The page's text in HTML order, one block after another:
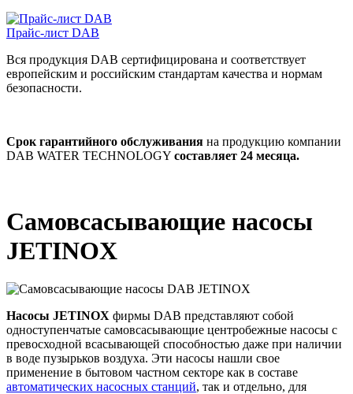
Прайс-лист DAB
Вся продукция DAB сертифицирована и соответствует
европейским и российским стандартам качества и нормам
безопасности.
Срок гарантийного обслуживания на продукцию компании
DAB WATER TECHNOLOGY составляет 24 месяца.
Самовсасывающие насосы
JETINOX
Насосы JETINOX фирмы DAB представляют собой
одноступенчатые самовсасывающие центробежные насосы с
превосходной всасывающей способностью даже при наличии
в воде пузырьков воздуха. Эти насосы нашли свое
применение в бытовом частном секторе как в составе
автоматических насосных станций, так и отдельно, для